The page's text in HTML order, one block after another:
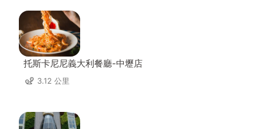
托斯卡尼尼義大利餐廳-中壢店
3.12 公里